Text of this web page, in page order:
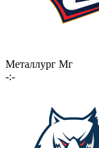
Металлург Мг
-:-